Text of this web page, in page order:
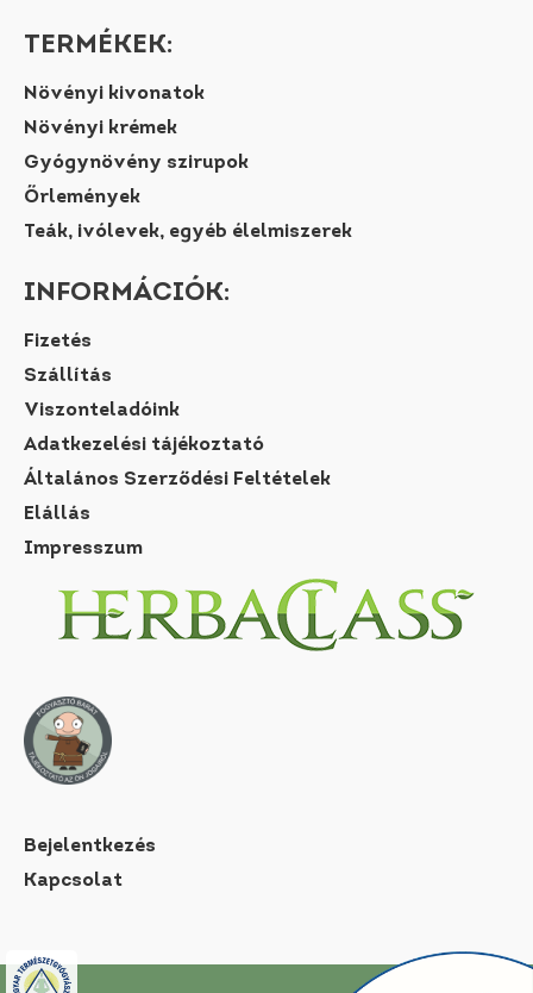
TERMÉKEK:
Növényi kivonatok
Növényi krémek
Gyógynövény szirupok
Őrlemények
Teák, ivólevek, egyéb élelmiszerek
INFORMÁCIÓK:
Fizetés
Szállítás
Viszonteladóink
Adatkezelési tájékoztató
Általános Szerződési Feltételek
Elállás
Impresszum
Bejelentkezés
Kapcsolat